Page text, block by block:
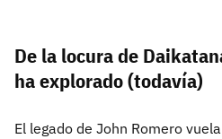
De la locura de
ha explorado (todavía)
El legado de John Romero